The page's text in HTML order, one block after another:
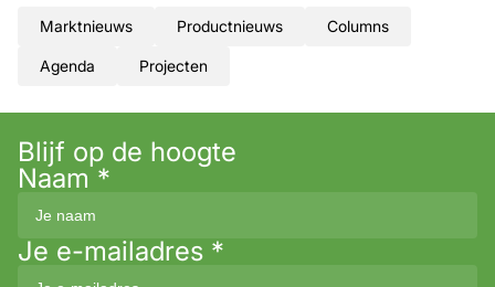
Marktnieuws Productnieuws Columns
Agenda Projecten
Blijf op de hoogte
Naam *
Je e-mailadres *